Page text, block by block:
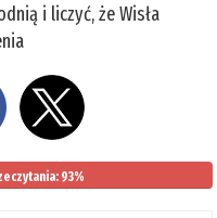
i liczyć, że Wisła
93%